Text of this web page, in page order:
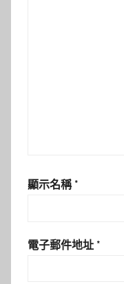
顯示名稱 *
電子郵件地址 *